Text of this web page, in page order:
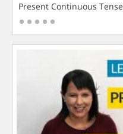
Present Continuous Tense